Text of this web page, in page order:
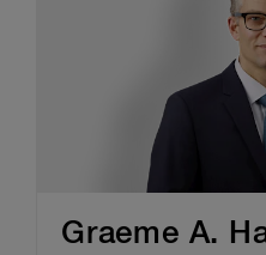
Graeme A.